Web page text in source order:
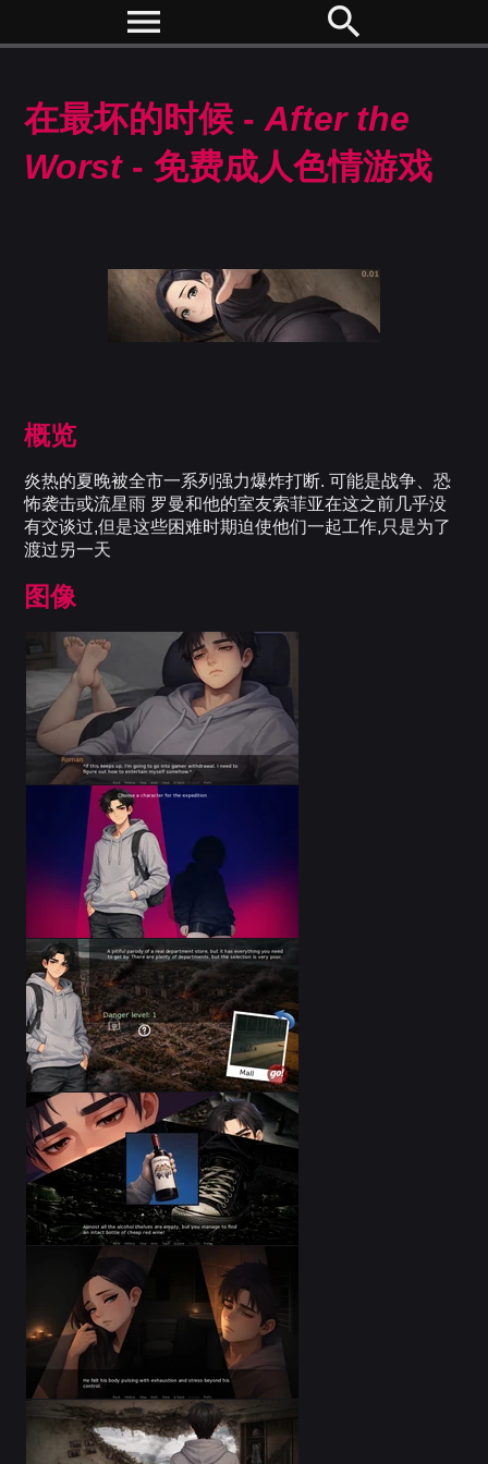
menu search
在最坏的时候 -After the
Worst- 免费成人色情游戏
概览
炎热的夏晚被全市一系列强力爆炸打断. 可能是战争、恐
怖袭击或流星雨 罗曼和他的室友索菲亚在这之前几乎没
有交谈过,但是这些困难时期迫使他们一起工作,只是为了
渡过另一天
图像